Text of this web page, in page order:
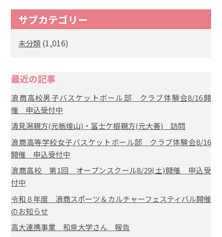
サブカテゴリー
未分類 (1,016)
最近の記事
浪商高校男子バスケットボール部 クラブ体験会8/16開
催 申込受付中
清見潟親方(元栃煌山)・冨士ケ根親方(元大善) 訪問
浪商高等学校女子バスケットボール部 クラブ体験会8/16
開催 申込受付中
浪商高校 第1回 オープンスクール8/29(土)開催 申込受
付中
令和８年度 浪商スポーツ＆カルチャーフェスティバル開催
のお知らせ
高大連携事業 和泉大学さん 報告